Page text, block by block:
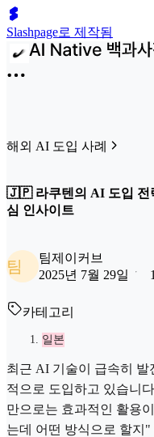
Slashpage로 제작됨
해외 AI 도입 사례
🇯🇵 라쿠텐의 AI 도입 전
심 인사이트
팀
팀제이커브
2025년 7월 29일
카테고리
일본
최근 AI 기술이 급속히
적으로 도입하고 있습니
만으로는 효과적인 활용
는데 어떤 방식으로 할지